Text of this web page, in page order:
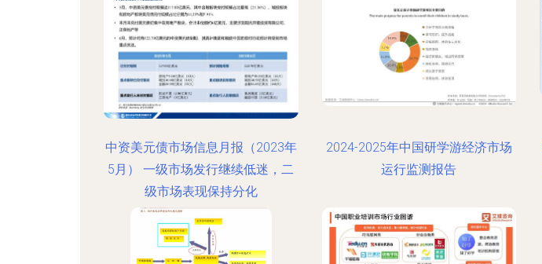
中资美元债市场信息月报（2023年
5月） 一级市场发行继续低迷，二
级市场表现保持分化
2024-2025年中国研学游经济市场
运行监测报告